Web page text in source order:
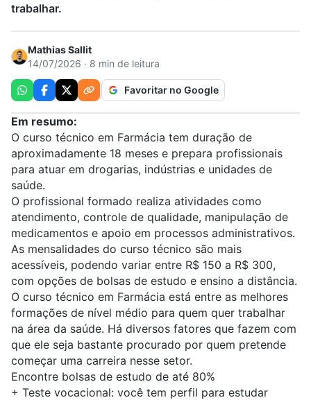
trabalhar.
Mathias Sallit
14/07/2026 · 8 min de leitura
Favoritar no Google
Em resumo:
O curso técnico em Farmácia tem duração de
aproximadamente 18 meses e prepara profissionais
para atuar em drogarias, indústrias e unidades de
saúde.
O profissional formado realiza atividades como
atendimento, controle de qualidade, manipulação de
medicamentos e apoio em processos administrativos.
As mensalidades do curso técnico são mais
acessíveis, podendo variar entre R$ 150 a R$ 300,
com opções de bolsas de estudo e ensino a distância.
O curso técnico em Farmácia está entre as melhores
formações de nível médio para quem quer trabalhar
na área da saúde. Há diversos fatores que fazem com
que ele seja bastante procurado por quem pretende
começar uma carreira nesse setor.
Encontre bolsas de estudo de até 80%
+ Teste vocacional: você tem perfil para estudar